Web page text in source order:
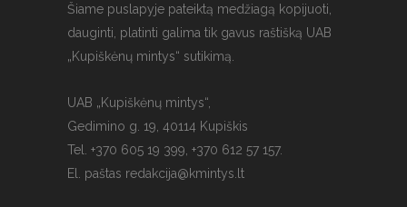
Šiame puslapyje pateiktą medžiagą kopijuoti,
dauginti, platinti galima tik gavus raštišką UAB
„Kupiškėnų mintys“ sutikimą.
UAB „Kupiškėnų mintys“,
Gedimino g. 19, 40114 Kupiškis
Tel. +370 605 19 399, +370 612 57 157.
El. paštas redakcija@kmintys.lt